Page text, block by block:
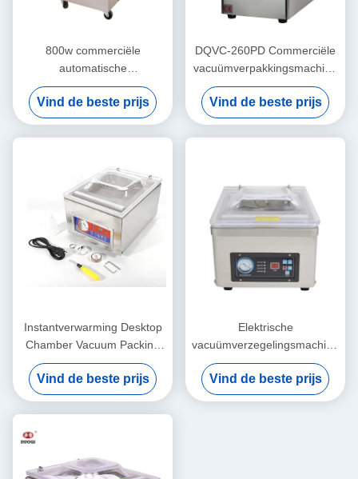
800w commerciële
automatische
vacuümverpakkingsmachine
voor brood en vlees DUOQI
Vind de beste prijs
DQVC-260PD Commerciële
vacuümverpakkingsmachine
voor drank
Vind de beste prijs
Instantverwarming Desktop
Chamber Vacuum Packing
Machine voor goederen
Vind de beste prijs
Elektrische
vacuümverzegelingsmachine
voor huishoudelijke en
commerciële verpakkingen
Vind de beste prijs